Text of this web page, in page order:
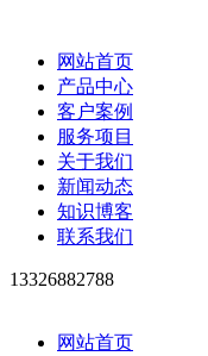
网站首页
产品中心
客户案例
服务项目
关于我们
新闻动态
知识博客
联系我们
13326882788
网站首页